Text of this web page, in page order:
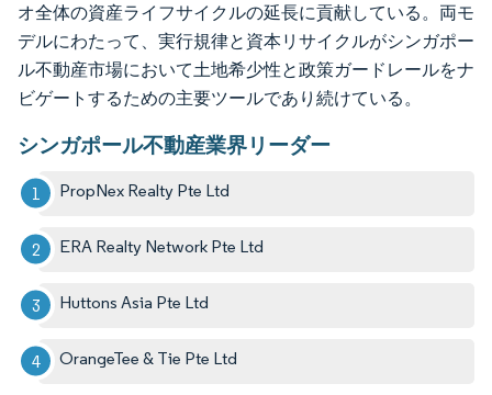
オ全体の資産ライフサイクルの延長に貢献している。両モ
デルにわたって、実行規律と資本リサイクルがシンガポー
ル不動産市場において土地希少性と政策ガードレールをナ
ビゲートするための主要ツールであり続けている。
シンガポール不動産業界リーダー
PropNex Realty Pte Ltd
ERA Realty Network Pte Ltd
Huttons Asia Pte Ltd
OrangeTee & Tie Pte Ltd